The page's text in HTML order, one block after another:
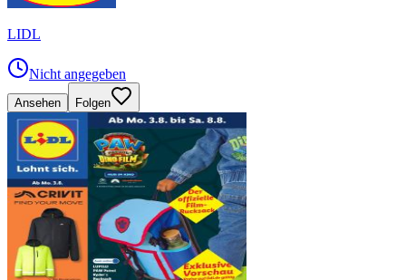
LIDL
Nicht angegeben
Ansehen Folgen